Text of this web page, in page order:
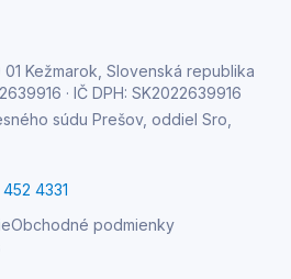
Kežmarok, Slovenská republika
· IČ DPH: SK2022639916
súdu Prešov, oddiel Sro,
4331
Obchodné podmienky